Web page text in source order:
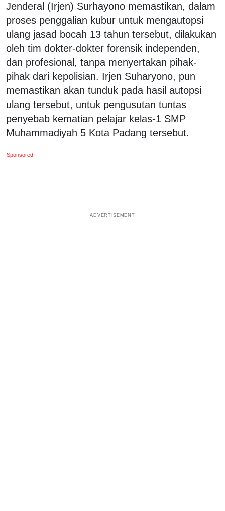
Jenderal (Irjen) Surhayono memastikan, dalam
proses penggalian kubur untuk mengautopsi
ulang jasad bocah 13 tahun tersebut, dilakukan
oleh tim dokter-dokter forensik independen,
dan profesional, tanpa menyertakan pihak-
pihak dari kepolisian. Irjen Suharyono, pun
memastikan akan tunduk pada hasil autopsi
ulang tersebut, untuk pengusutan tuntas
penyebab kematian pelajar kelas-1 SMP
Muhammadiyah 5 Kota Padang tersebut.
Sponsored